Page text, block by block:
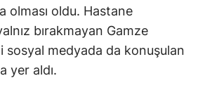
olması oldu. Hastane
bırakmayan Gamze
sosyal medyada da konuşulan
yer aldı.